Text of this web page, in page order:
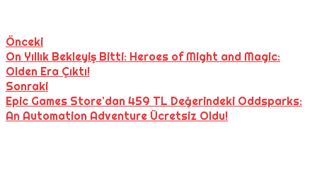
Önceki
On Yıllık Bekleyiş Bitti: Heroes of Might and Magic:
Olden Era Çıktı!
Sonraki
Epic Games Store’dan 459 TL Değerindeki Oddsparks:
An Automation Adventure Ücretsiz Oldu!